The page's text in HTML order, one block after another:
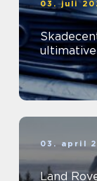
03. juli
03. april
Land